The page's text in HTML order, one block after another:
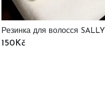
Резинка для волосся SALLY
150Kč